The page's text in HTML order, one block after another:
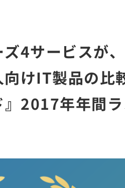
ズ4サービスが
けIT製品の比
2017年年間